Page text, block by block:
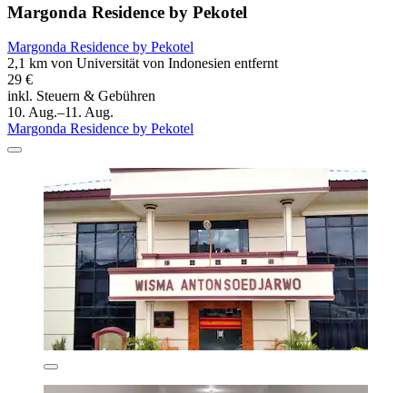
Margonda Residence by Pekotel
Margonda Residence by Pekotel
2,1 km von Universität von Indonesien entfernt
29 €
inkl. Steuern & Gebühren
10. Aug.–11. Aug.
Margonda Residence by Pekotel